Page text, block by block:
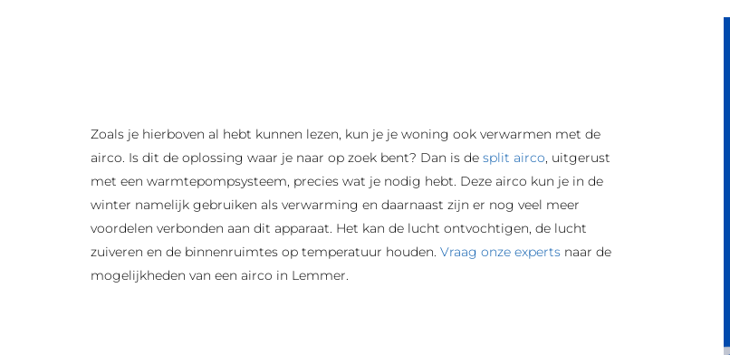
Zoals je hierboven al hebt kunnen lezen, kun je je woning ook verwarmen met de
airco. Is dit de oplossing waar je naar op zoek bent? Dan is de split airco, uitgerust
met een warmtepompsysteem, precies wat je nodig hebt. Deze airco kun je in de
winter namelijk gebruiken als verwarming en daarnaast zijn er nog veel meer
voordelen verbonden aan dit apparaat. Het kan de lucht ontvochtigen, de lucht
zuiveren en de binnenruimtes op temperatuur houden. Vraag onze experts naar de
mogelijkheden van een airco in Lemmer.